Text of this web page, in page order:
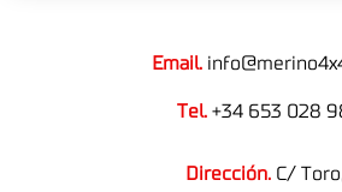
Email.
Tel. +34 653 028
Dirección.C/ Toro,